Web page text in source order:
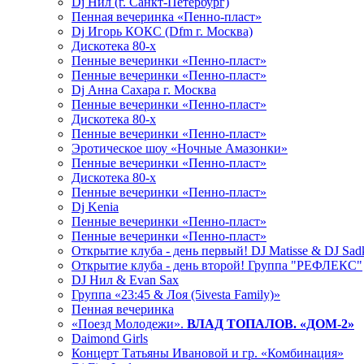
Пенная вечеринка «Пенно-пласт»
Dj Игорь КОКС (Dfm г. Москва)
Дискотека 80-х
Пенные вечеринки «Пенно-пласт»
Пенные вечеринки «Пенно-пласт»
Dj Анна Сахара г. Москва
Пенные вечеринки «Пенно-пласт»
Дискотека 80-х
Пенные вечеринки «Пенно-пласт»
Эротическое шоу «Ночные Амазонки»
Пенные вечеринки «Пенно-пласт»
Дискотека 80-х
Пенные вечеринки «Пенно-пласт»
Dj Kenia
Пенные вечеринки «Пенно-пласт»
Пенные вечеринки «Пенно-пласт»
Открытие клуба - день первый! DJ Matisse & DJ
Открытие клуба - день второй! Группа "РЕФЛЕКС"
DJ Нил & Evan Sax
Группа «23:45 & Лоя (5ivesta Family)»
Пенная вечеринка
«Поезд Молодежи». ВЛАД ТОПАЛОВ. «ДОМ-2»
Daimond Girls
Концерт Татьяны Ивановой и гр. «Комбинация»